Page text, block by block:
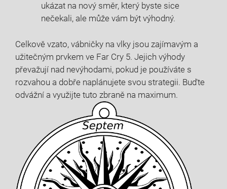
ukázat na nový směr, který byste sice
nečekali, ale může vám být výhodný.
Celkově vzato, vábničky na vlky jsou zajímavým a
užitečným prvkem ve Far Cry 5. Jejich výhody
převažují nad nevýhodami, pokud je používáte s
rozvahou a dobře naplánujete svou strategii. Buďte
odvážní a využijte tuto zbraně na maximum.